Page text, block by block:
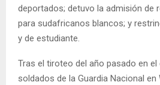
deportados; detuvo la admisión de
para sudafricanos blancos; y
y de estudiante.
Tras el tiroteo del año pasado en
soldados de la Guardia Nacional en